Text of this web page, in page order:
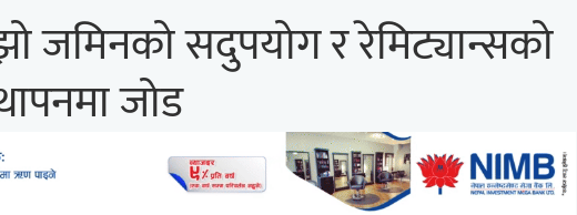
जमिनको सदुपयोग र रेमिट्यान्सको
जोड